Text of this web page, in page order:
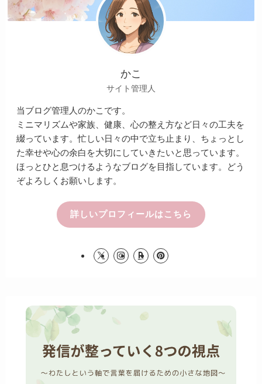
かこ
サイト管理人
当ブログ管理人のかこです。
ミニマリズムや家族、健康、心の整え方など日々の工夫を
綴っています。忙しい日々の中で立ち止まり、ちょっとし
た幸せや心の余白を大切にしていきたいと思っています。
ほっとひと息つけるようなブログを目指しています。どう
ぞよろしくお願いします。
詳しいプロフィールはこちら